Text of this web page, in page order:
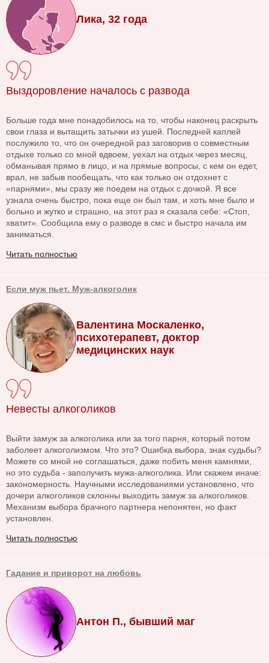
Лика, 32 года
Выздоровление началось с развода
Больше года мне понадобилось на то, чтобы наконец раскрыть
свои глаза и вытащить затычки из ушей. Последней каплей
послужило то, что он очередной раз заговорив о совместным
отдыхе только со мной вдвоем, уехал на отдых через месяц,
обманывая прямо в лицо, и на прямые вопросы, с кем он едет,
врал, не забыв пообещать, что как только он отдохнет с
«парнями», мы сразу же поедем на отдых с дочкой. Я все
узнала очень быстро, пока еще он был там, и хоть мне было и
больно и жутко и страшно, на этот раз я сказала себе: «Стоп,
хватит». Сообщила ему о разводе в смс и быстро начала им
заниматься.
Читать полностью
Если муж пьет. Муж-алкоголик
Валентина Москаленко,
психотерапевт, доктор
медицинских наук
Невесты алкоголиков
Выйти замуж за алкоголика или за того парня, который потом
заболеет алкоголизмом. Что это? Ошибка выбора, знак судьбы?
Можете со мной не соглашаться, даже побить меня камнями,
но это судьба - заполучить мужа-алкоголика. Или скажем иначе:
закономерность. Научными исследованиями установлено, что
дочери алкоголиков склонны выходить замуж за алкоголиков.
Механизм выбора брачного партнера непонятен, но факт
установлен.
Читать полностью
Гадание и приворот на любовь
Антон П., бывший маг